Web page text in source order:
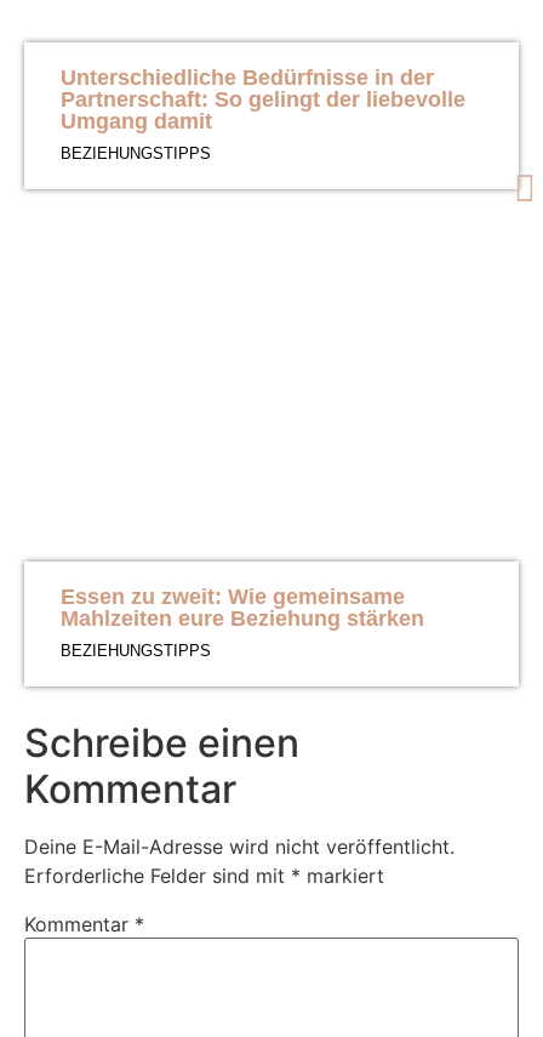
Unterschiedliche Bedürfnisse in der
Partnerschaft: So gelingt der liebevolle
Umgang damit
BEZIEHUNGSTIPPS
Essen zu zweit: Wie gemeinsame
Mahlzeiten eure Beziehung stärken
BEZIEHUNGSTIPPS
Schreibe einen
Kommentar
Deine E-Mail-Adresse wird nicht veröffentlicht.
Erforderliche Felder sind mit * markiert
Kommentar *